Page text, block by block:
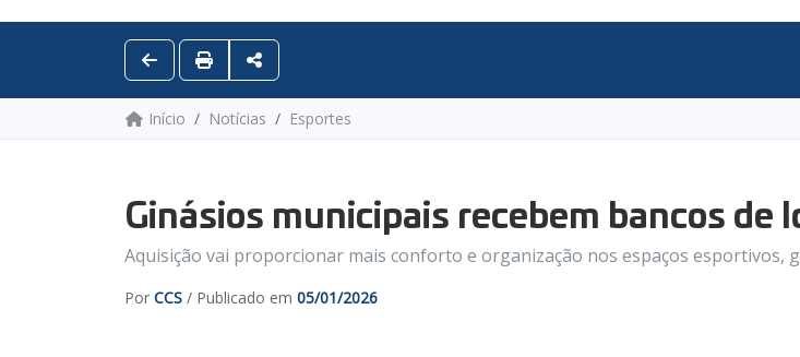
Início Notícias Esportes
Ginásios municipais recebem bancos de
Aquisição vai proporcionar mais conforto e organização nos espaços esportivos,
Por CCS / Publicado em 05/01/2026